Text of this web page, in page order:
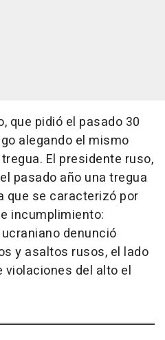
que pidió el pasado 30
alegando el mismo
El presidente ruso,
pasado año una tregua
que se caracterizó por
incumplimiento:
denunció
y asaltos rusos, el lado
violaciones del alto el